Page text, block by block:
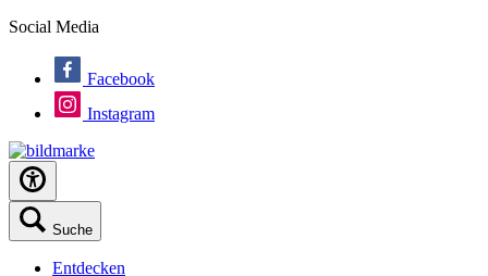
Social Media
Facebook
Instagram
Suche
Entdecken